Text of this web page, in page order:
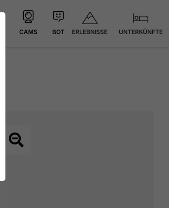
CAMS BOT ERLEBNISSE UNTERKÜNFTE